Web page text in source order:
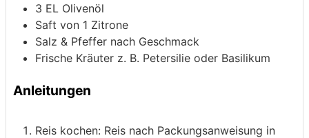
3 EL Olivenöl
Saft von 1 Zitrone
Salz & Pfeffer nach Geschmack
Frische Kräuter z. B. Petersilie oder Basilikum
Anleitungen
Reis kochen: Reis nach Packungsanweisung in